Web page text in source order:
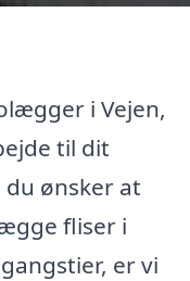
i Vejen,
til dit
ønsker at
fliser i
er vi